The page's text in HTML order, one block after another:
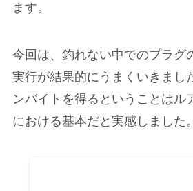
ます。
今回は、釣れない中でのプラグ
実行が結果的にうまくいきまし
ンバイトを得るということはル
における基本だと実感しました。